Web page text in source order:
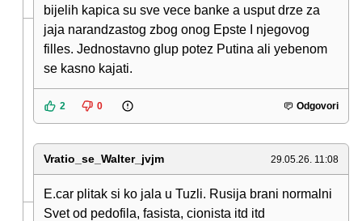
bijelih kapica su sve vece banke a usput drze za
jaja narandzastog zbog onog Epste I njegovog
filles. Jednostavno glup potez Putina ali yebenom
se kasno kajati.
2 0 Odgovori
Vratio_se_Walter_jvjm 29.05.26. 11:08
E.car plitak si ko jala u Tuzli. Rusija brani normalni
Svet od pedofila, fasista, cionista itd itd